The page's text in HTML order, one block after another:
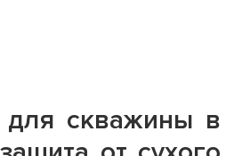
для скважины в